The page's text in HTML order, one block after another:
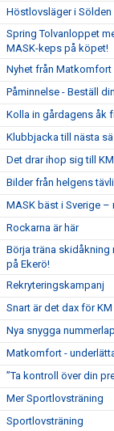
Höstlovsläger i Sölden
Spring Tolvanloppet
MASK-keps på köpet!
Nyhet från Matkomfort
Påminnelse - Beställ
Kolla in gårdagens åk
Klubbjacka till nästa
Det drar ihop sig till KM
Bilder från helgens
MASK bäst i Sverige –
Rockarna är här
Börja träna
på Ekerö!
Rekryteringskampanj
Snart är det dax för KM
Nya snygga
Matkomfort -
”Ta kontroll över din
Mer Sportlovsträning
Sportlovsträning